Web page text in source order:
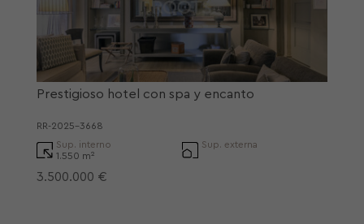
Prestigioso hotel con spa y encanto
RR-2025-3668
Sup. interno
1.550 m²
Sup. externa
3.500.000 €